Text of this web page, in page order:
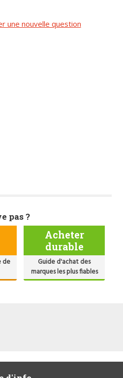
une nouvelle question
pas ?
de
Acheter
durable
Guide d'achat des
marques les plus fiables